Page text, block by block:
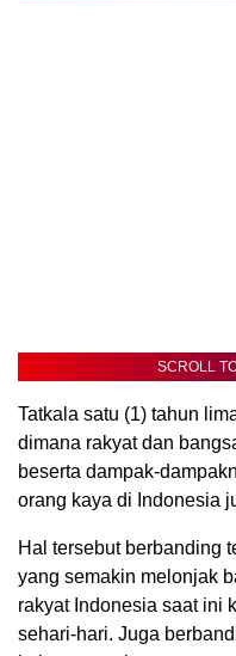
SCROLL
Tatkala satu (1) tahun
dimana rakyat dan
beserta dampak-
orang kaya di Indonesia
Hal tersebut berbanding
yang semakin melonjak
rakyat Indonesia saat ini
sehari-hari. Juga